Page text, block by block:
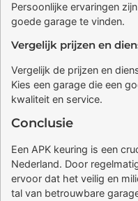
Persoonlijke ervaringen
goede garage te vinden.
Vergelijk prijzen en
Vergelijk de prijzen en
Kies een garage die een
kwaliteit en service.
Conclusie
Een APK keuring is een
Nederland. Door
ervoor dat het veilig en
tal van betrouwbare